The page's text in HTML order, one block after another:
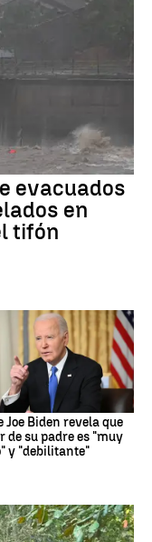
evacuados
en
tifón
Joe Biden revela que
de su padre es "muy
y "debilitante"